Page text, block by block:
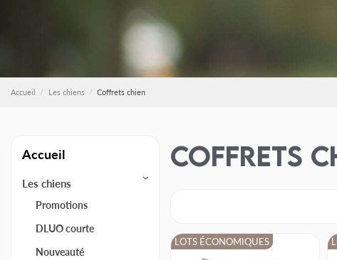
Accueil Les chiens Coffrets chien
Coffrets
LOTS ÉCONOMIQUES
Accueil
Les chiens
Promotions
DLUO courte
Nouveauté